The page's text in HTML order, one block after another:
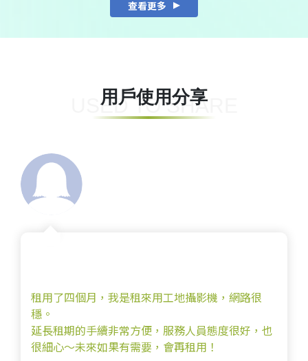
查看更多
USED TO SHARE
用戶使用分享
機器操作簡單方便使用，網路也非常穩定。
展覽使用路由器，非常順利！我太晚知道有這項服
務~相見恨晚啦!